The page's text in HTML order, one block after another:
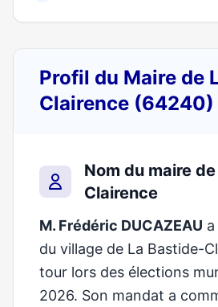
Profil du Maire de
Clairence (64240)
Nom du maire
Clairence
M. Frédéric DUCAZEAU
du village de La Bastide-
tour lors des élections
2026. Son mandat a